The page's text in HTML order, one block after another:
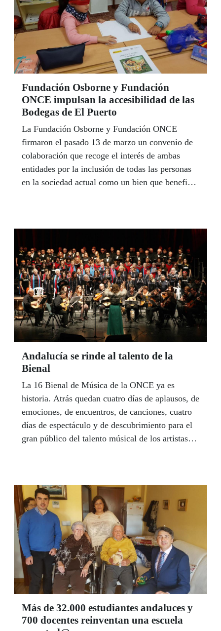
Fundación Osborne y Fundación
ONCE impulsan la accesibilidad de las
Bodegas de El Puerto
La Fundación Osborne y Fundación ONCE
firmaron el pasado 13 de marzo un convenio de
colaboración que recoge el interés de ambas
entidades por la inclusión de todas las personas
en la sociedad actual como un bien que beneficia
sean las primeras instalaciones del marco de
Jerez accesibles para personas con discapacidad
visual.
Andalucía se rinde al talento de la
Bienal
La 16 Bienal de Música de la ONCE ya es
historia. Atrás quedan cuatro días de aplausos, de
emociones, de encuentros, de canciones, cuatro
días de espectáculo y de descubrimiento para el
gran público del talento músical de los artistas
de los 15 conciertos ofrecidos en esta edición en
ocho ciudades andaluzas.
Más de 32.000 estudiantes andaluces y
700 docentes reinventan una escuela